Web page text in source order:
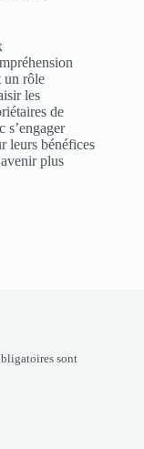
un rôle
les
de
s’engager
leurs bénéfices
plus
sont